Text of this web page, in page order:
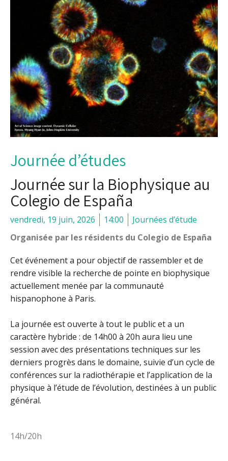
Journée d’études
Journée sur la Biophysique au
Colegio de España
vendredi, 19 juin, 2026 14:00
Journées d’étude
Organisée par les résidents du Colegio de España
Cet événement a pour objectif de rassembler et de
rendre visible la recherche de pointe en biophysique
actuellement menée par la communauté
hispanophone à Paris.
La journée est ouverte à tout le public et a un
caractère hybride : de 14h00 à 20h aura lieu une
session avec des présentations techniques sur les
derniers progrès dans le domaine, suivie d’un cycle de
conférences sur la radiothérapie et l’application de la
physique à l’étude de l’évolution, destinées à un public
général.
14h/20h